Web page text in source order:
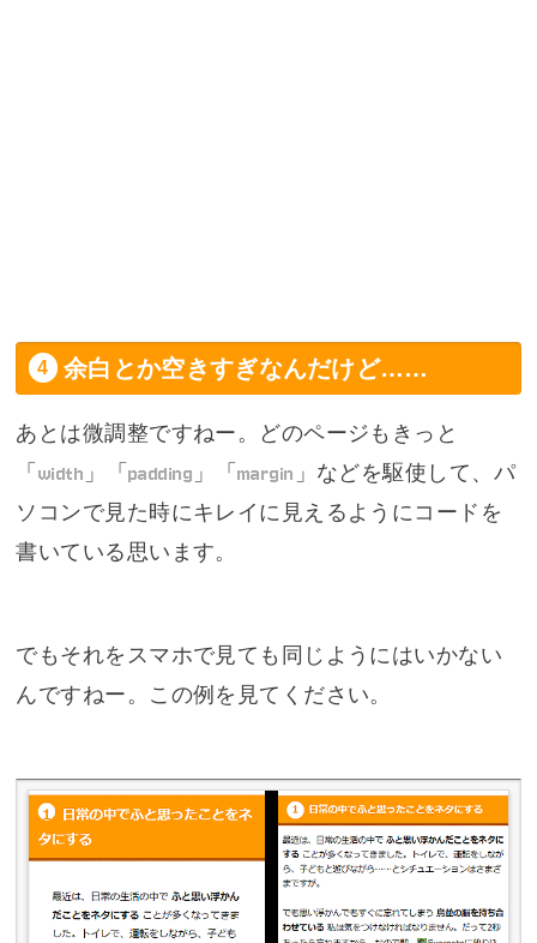
余白とか空きすぎなんだけど……
あとは微調整ですねー。どのページもきっと
「 width 」「 padding 」「 margin 」などを駆使して、パ
ソコンで見た時にキレイに見えるようにコードを
書いている思います。
でもそれをスマホで見ても同じようにはいかない
んですねー。この例を見てください。